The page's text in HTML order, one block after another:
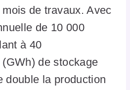
de travaux. Avec
de 10 000
à 40
de stockage
double la production